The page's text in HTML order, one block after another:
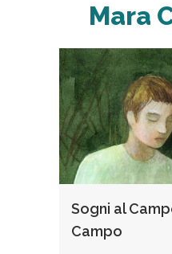
Mara
Sogni al
Campo